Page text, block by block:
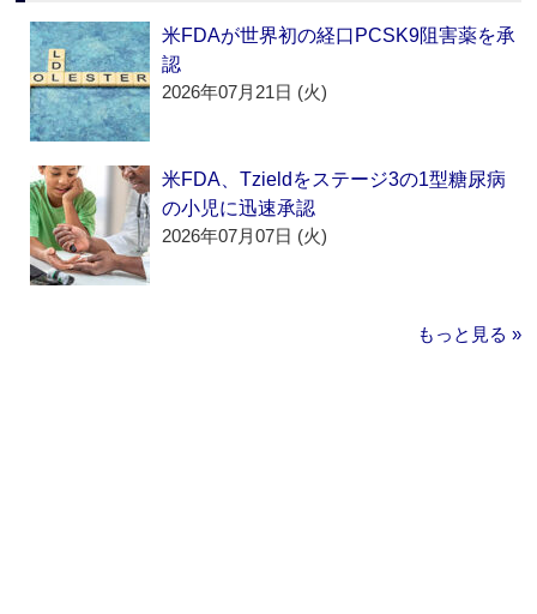
米FDAが世界初の経口PCSK9阻害薬を承
認
2026年07月21日 (火)
米FDA、Tzieldをステージ3の1型糖尿病
の小児に迅速承認
2026年07月07日 (火)
もっと見る »